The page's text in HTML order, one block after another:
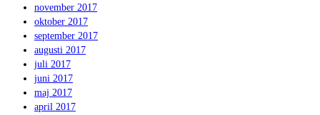
november 2017
oktober 2017
september 2017
augusti 2017
juli 2017
juni 2017
maj 2017
april 2017